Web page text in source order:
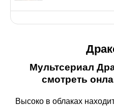
Мультсериал
смотреть
Высоко в облаках